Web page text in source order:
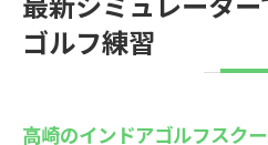
ゴルフ練習
高崎のインドアゴルフスク